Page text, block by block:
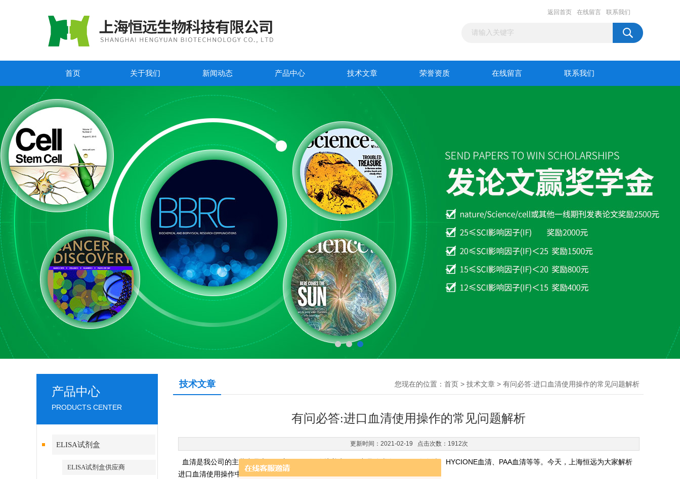
返回首页 在线留言 联系我们
首页 关于我们 新闻动态 产品中心 技术文章 荣誉资质 在线留言 联系我们
产品中心
PRODUCTS CENTER
ELISA试剂盒
ELISA试剂盒供应商
技术文章 您现在的位置： 首页 > 技术文章 > 有问必答:进口血清使用操作的常见问题解析
有问必答:进口血清使用操作的常见问题解析
更新时间：2021-02-19 点击次数：1912次
血清是我公司的主营产品之一，主要用于细胞培养实验，产品分类有GIBCO人血清、HYCIONE血清、PAA血清等等。今天，上海恒远为大家解析
进口血清使用操作中出现的常见问题，供您实验参考。